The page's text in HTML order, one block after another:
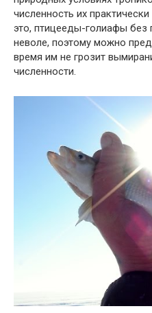
численность их
это, птицееды-голиафы
неволе, поэтому можно
время им не грозит
численности.